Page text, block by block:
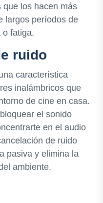
los hacen más
largos períodos de
o fatiga.
ruido
característica
inalámbricos que
de cine en casa.
el sonido
en el audio
de ruido
pasiva y elimina la
ambiente.